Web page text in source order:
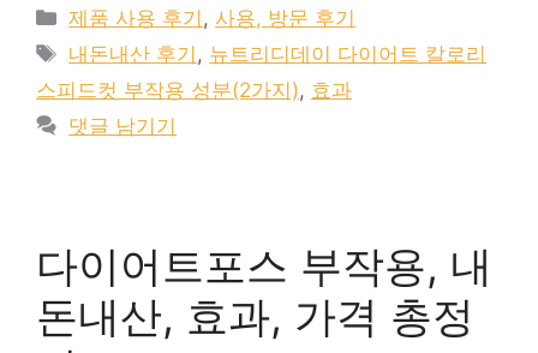
카
테
리
제품 사용 후기 ,사용, 방문 후기
태
그
내돈내산 후기 , 뉴트리디데이 다이어트 칼로리
스피드컷 부작용 성분(2가지), 효과
댓글 남기기
다이어트포스 부작용, 내
돈내산, 효과, 가격 총정